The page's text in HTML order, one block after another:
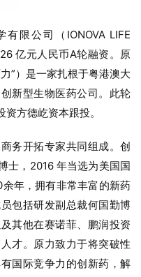
限公司（IONOVA LIFE
亿元人民币A轮融资。原
”）是一家扎根于粤港澳大
新型生物医药公司。此轮
方德屹资本跟投。
务开拓专家共同组成。创
士，2016 年当选为美国国
年，拥有非常丰富的新药
包括研发副总裁何国勤博
其他在赛诺菲、鹏润投资
才。原力致力于将突破性
国际竞争力的创新药，解